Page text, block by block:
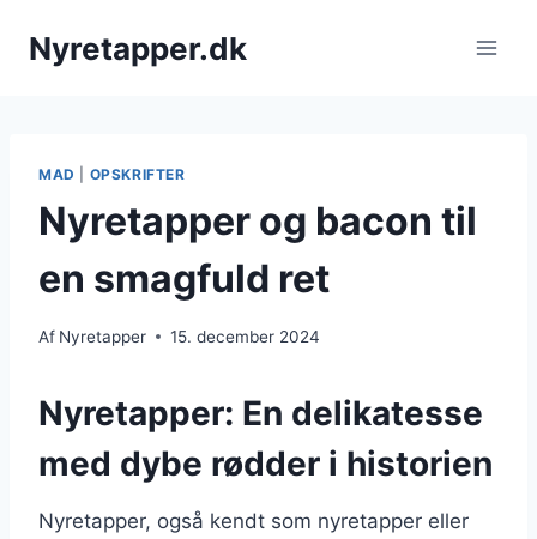
Nyretapper.dk
MAD OPSKRIFTER
Nyretapper og bacon til
en smagfuld ret
Af Nyretapper 15. december 2024
Nyretapper: En delikatesse
med dybe rødder i historien
Nyretapper, også kendt som nyretapper eller